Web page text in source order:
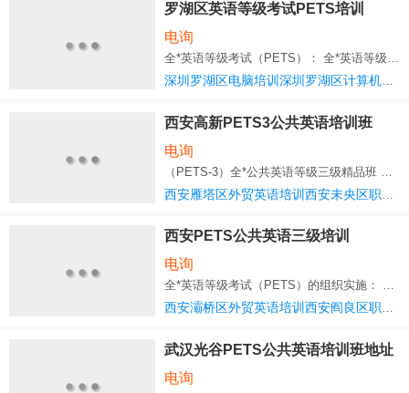
罗湖区英语等级考试PETS培训
电询
全*英语等级考试（PETS）： 全*英语等级考试（Public English Test System，简称PETS），是教育
深圳罗湖区电脑培训深圳罗湖区计算机培训
西安高新PETS3公共英语培训班
电询
西安PETS公共英语三级培训
电询
全*英语等级考试（PETS）的组织实施： 1．考试的组织实施由市（区）负责。有关考务要
西安灞桥区外贸英语培训西安阎良区职场英语培训
武汉光谷PETS公共英语培训班地址
电询